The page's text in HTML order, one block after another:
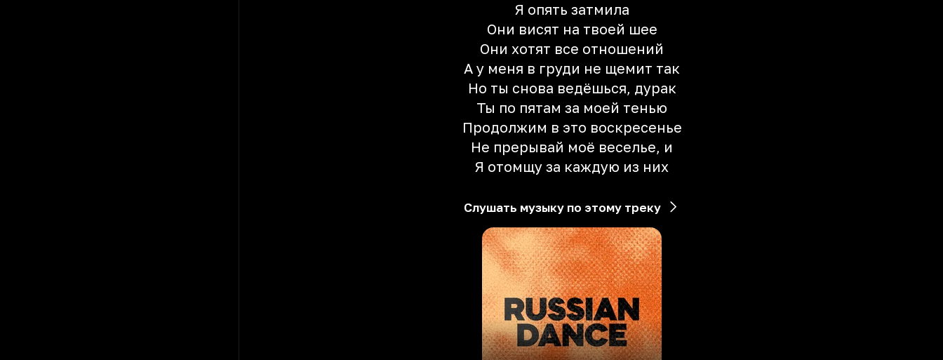
Я опять затмила
Они висят на твоей шее
Они хотят все отношений
А у меня в груди не щемит так
Но ты снова ведёшься, дурак
Ты по пятам за моей тенью
Продолжим в это воскресенье
Не прерывай моё веселье, и
Я отомщу за кaждую из них
Слушать музыку по этому треку